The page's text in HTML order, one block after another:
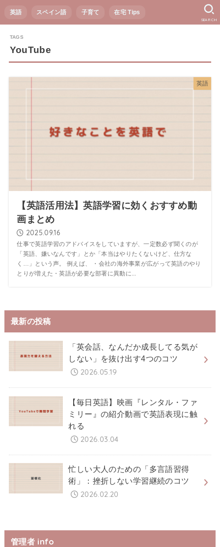
英語 スペイン語 子育て 在宅 Tips
SEARCH
YouTube
英語
【英語活用法】英語学習に効くおすすめ動
画まとめ
2025.09.16
仕事で英語学習のアドバイスをしていますが、一定数必ず聞くのが
「英語、嫌いなんです」とか「本当はやりたくないけど、仕方な
く…」という声。 例えば、 ・会社の海外事業が広がって英語のやり
とりが増えた・英語が必要な部署に異動に...
最新の投稿
「英会話、なんだか成長してる気が
しない」を抜け出す4つのコツ
2026.05.19
【毎日英語】映画『レンタル・ファ
ミリー』の紹介動画で英語表現に触
れる
2026.03.04
忙しい大人のための「多言語習得
術」：挫折しない学習継続のコツ
2026.02.20
管理者 info